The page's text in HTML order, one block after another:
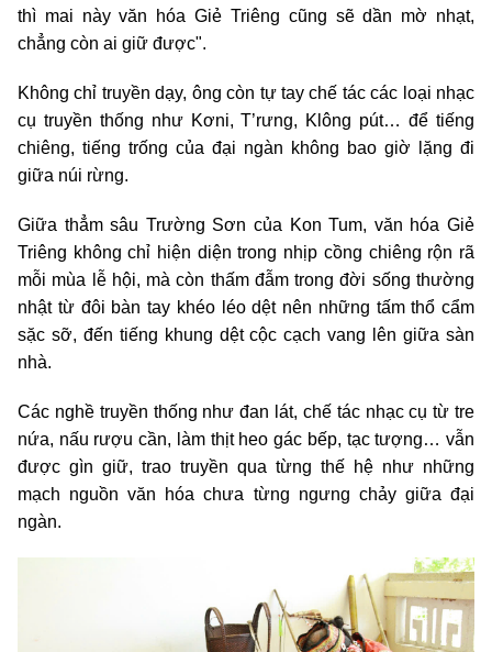
thì mai này văn hóa Giẻ Triêng cũng sẽ dần mờ nhạt,
chẳng còn ai giữ được".
Không chỉ truyền dạy, ông còn tự tay chế tác các loại nhạc
cụ truyền thống như Kơni, T’rưng, Klông pút… để tiếng
chiêng, tiếng trống của đại ngàn không bao giờ lặng đi
giữa núi rừng.
Giữa thẳm sâu Trường Sơn của Kon Tum, văn hóa Giẻ
Triêng không chỉ hiện diện trong nhịp cồng chiêng rộn rã
mỗi mùa lễ hội, mà còn thấm đẫm trong đời sống thường
nhật từ đôi bàn tay khéo léo dệt nên những tấm thổ cẩm
sặc sỡ, đến tiếng khung dệt cộc cạch vang lên giữa sàn
nhà.
Các nghề truyền thống như đan lát, chế tác nhạc cụ từ tre
nứa, nấu rượu cần, làm thịt heo gác bếp, tạc tượng… vẫn
được gìn giữ, trao truyền qua từng thế hệ như những
mạch nguồn văn hóa chưa từng ngưng chảy giữa đại
ngàn.